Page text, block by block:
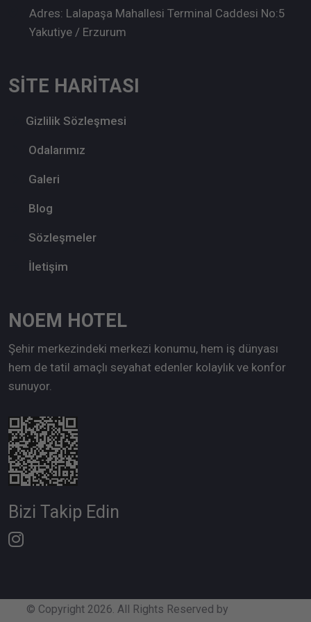
NOEM HOTEL
Şehir merkezindeki merkezi konumu, hem iş dünyası
hem de tatil amaçlı seyahat edenler kolaylık ve konfor
sunuyor.
Bizi Takip Edin
SİTE HARİTASI
Gizlilik Sözleşmesi
Odalarımız
Galeri
Blog
Sözleşmeler
İletişim
Adres: Lalapaşa Mahallesi Terminal Caddesi No:5
Yakutiye / Erzurum
© Copyright 2026. All Rights Reserved by